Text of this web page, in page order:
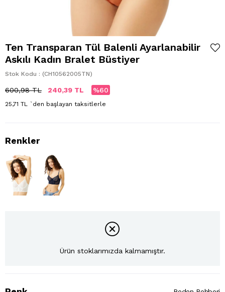
Ten Transparan Tül Balenli Ayarlanabilir
Askılı Kadın Bralet Büstiyer
Stok Kodu (CH10562005TN)
600,98 TL 240,39 TL 60
25,71 TL `den başlayan taksitlerle
Ürün stoklarımızda kalmamıştır.